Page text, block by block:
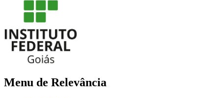
Menu de Relevância